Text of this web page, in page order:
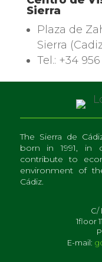
Sierra
Plaza de
Sierra
Tel.: +34 956
The Sierra de
born in 1991, in
contribute to
environment of
Cádiz.
C/
1floor
E-mail: